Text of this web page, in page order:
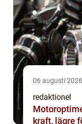
06 augusti 2026
redaktionel
kraft, lägre